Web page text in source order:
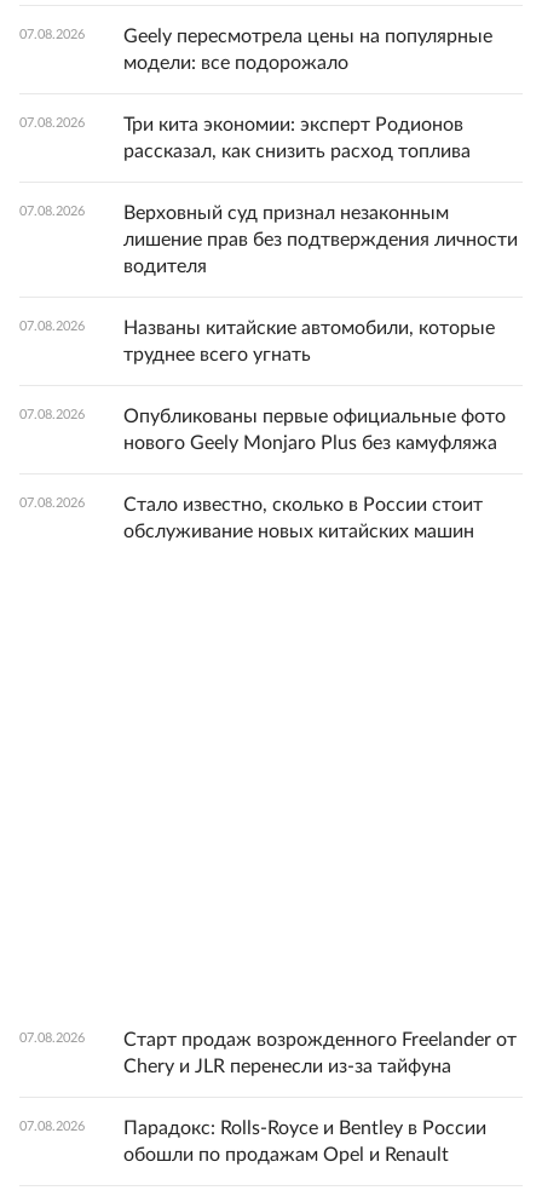
07.08.2026
Geely пересмотрела цены на популярные
модели: все подорожало
07.08.2026
Три кита экономии: эксперт Родионов
рассказал, как снизить расход топлива
07.08.2026
Верховный суд признал незаконным
лишение прав без подтверждения личности
водителя
07.08.2026
Названы китайские автомобили, которые
труднее всего угнать
07.08.2026
Опубликованы первые официальные фото
нового Geely Monjaro Plus без камуфляжа
07.08.2026
Стало известно, сколько в России стоит
обслуживание новых китайских машин
07.08.2026
Старт продаж возрожденного Freelander от
Chery и JLR перенесли из-за тайфуна
07.08.2026
Парадокс: Rolls-Royce и Bentley в России
обошли по продажам Opel и Renault